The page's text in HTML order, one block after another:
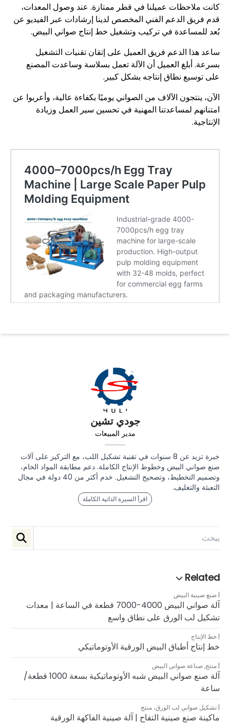
جودي تشين
مدير المبيعات
خبرة تزيد عن 8 سنوات في تقنية تشكيل اللب، مع التركيز على آلات
صنع صواني البيض وخطوط الإنتاج الكاملة. دعم مطابقة المواد الخام،
وتصميم التخطيط، وتصحيح التشغيل. خدم أكثر من 40 دولة في مجال
التعبئة والتغليف.
اقرأ السيرة الذاتية الكاملة
صنع صينية البيض
آلة صواني البيض 4000-7000 قطعة في الساعة | معدات
تشكيل لب الورق على نطاق واسع
خط الإنتاج
خط إنتاج أطباق البيض الورقية الأوتوماتيكي
منتج,صناعة صواني البيض
آلة صنع صواني البيض شبه الأوتوماتيكية بسعة 1000 قطعة/
ساعة
تشكيل صواني لب الورق، منتج
ماكينة صنع صينية التفاح | آلة صينية الفاكهة الورقية
كانت ملاحظات عميلنا في قطر ممتازة. عند وصول المعدات،
قدم فريق الدعم الفني المخصص لدينا إرشادات عبر الفيديو عن
بُعد للمساعدة في تركيب وتشغيل خط إنتاج صواني البيض.
ساعد هذا الدعم فريق العميل على إتقان تقنيات التشغيل
بسرعة. أبلغ العميل أن الآلة تعمل بسلاسة وساعدت المصنع
على توسيع نطاق إنتاجه بشكل كبير.
الآن، ينتجون الآلاف من الصواني يوميًا بكفاءة عالية، وأعربوا عن
امتنانهم لمساعدتنا المهنية في تحسين سير العمل وزيادة
الإنتاجية.